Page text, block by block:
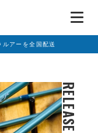
アーを全国配送
RELEASE